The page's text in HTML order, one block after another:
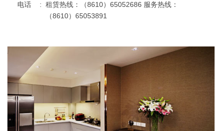
电话
: 租赁热线：（8610）65052686 服务热线：
（8610）65053891